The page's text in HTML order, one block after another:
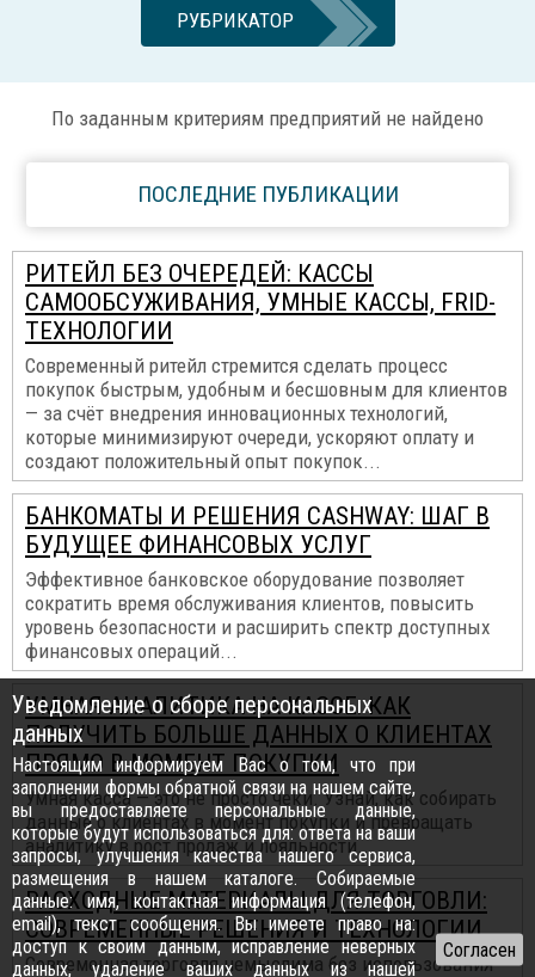
РУБРИКАТОР
По заданным критериям предприятий не найдено
ПОСЛЕДНИЕ ПУБЛИКАЦИИ
РИТЕЙЛ БЕЗ ОЧЕРЕДЕЙ: КАССЫ
САМООБСУЖИВАНИЯ, УМНЫЕ КАССЫ, FRID-
ТЕХНОЛОГИИ
Современный ритейл стремится сделать процесс
покупок быстрым, удобным и бесшовным для клиентов
— за счёт внедрения инновационных технологий,
которые минимизируют очереди, ускоряют оплату и
создают положительный опыт покупок...
БАНКОМАТЫ И РЕШЕНИЯ CASHWAY: ШАГ В
БУДУЩЕЕ ФИНАНСОВЫХ УСЛУГ
Эффективное банковское оборудование позволяет
сократить время обслуживания клиентов, повысить
уровень безопасности и расширить спектр доступных
финансовых операций...
УМНАЯ АНАЛИТИКА НА КАССЕ: КАК
ПОЛУЧИТЬ БОЛЬШЕ ДАННЫХ О КЛИЕНТАХ
ПРЯМО В МОМЕНТ ПОКУПКИ
Умная касса — это не просто чеки. Узнай, как собирать
данные о клиентах в момент покупки и превращать
аналитику в рост продаж и лояльности...
РАСХОДНЫЕ МАТЕРИАЛЫ ДЛЯ ТОРГОВЛИ:
СОВРЕМЕННЫЕ РЕШЕНИЯ И ТЕХНОЛОГИИ
Современная торговля немыслима без использования
Уведомление о сборе персональных
данных
Настоящим информируем Вас о том, что при
заполнении формы обратной связи на нашем сайте,
вы предоставляете персональные данные,
которые будут использоваться для: ответа на ваши
запросы, улучшения качества нашего сервиса,
размещения в нашем каталоге. Собираемые
данные: имя, контактная информация (телефон,
email), текст сообщения. Вы имеете право на:
доступ к своим данным, исправление неверных
данных, удаление ваших данных из нашей